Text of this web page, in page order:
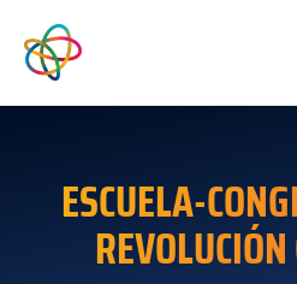
ESCUELA-